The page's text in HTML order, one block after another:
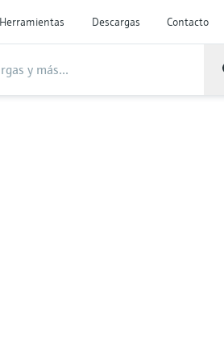
Herramientas Descargas Contacto